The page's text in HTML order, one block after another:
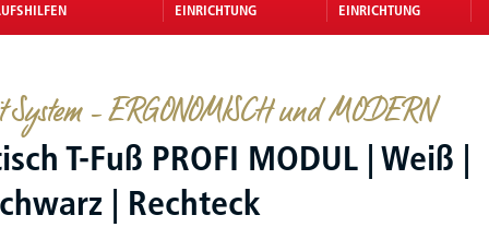
EINRICHTUNG
EINRICHTUNG
– ERGONOMISCH und MODERN
T-Fuß PROFI MODUL | Weiß |
| Rechteck